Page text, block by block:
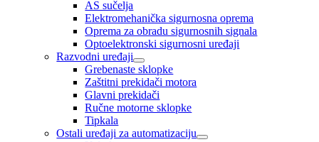
AS sučelja
Elektromehanička sigurnosna oprema
Oprema za obradu sigurnosnih signala
Optoelektronski sigurnosni uređaji
Razvodni uređaji
Grebenaste sklopke
Zaštitni prekidači motora
Glavni prekidači
Ručne motorne sklopke
Tipkala
Ostali uređaji za automatizaciju